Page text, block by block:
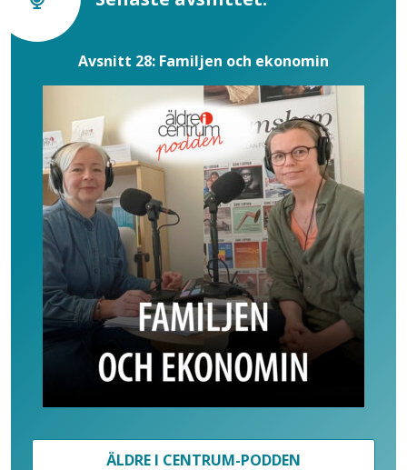
Avsnitt 28: Familjen och ekonomin
ÄLDRE I CENTRUM-PODDEN